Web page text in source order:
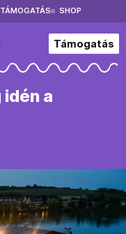
TÁMOGATÁS SHOP
Támogatás
a